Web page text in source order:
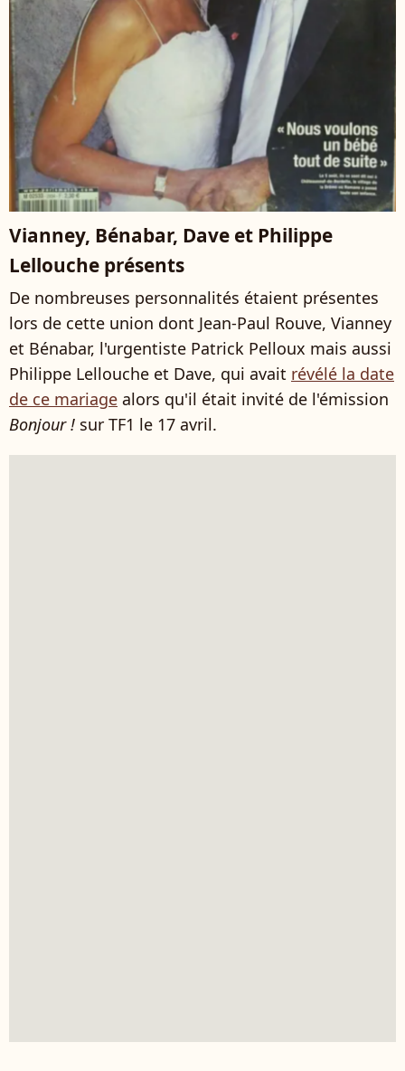
Vianney, Bénabar, Dave et Philippe
Lellouche présents
De nombreuses personnalités étaient présentes
lors de cette union dont Jean-Paul Rouve, Vianney
et Bénabar, l'urgentiste Patrick Pelloux mais aussi
Philippe Lellouche et Dave, qui avait révélé la date
de ce mariage alors qu'il était invité de l'émission
Bonjour ! sur TF1 le 17 avril.